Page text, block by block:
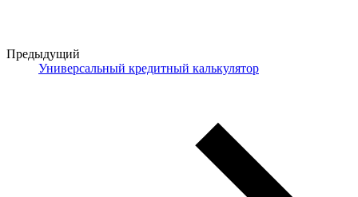
Предыдущий
Универсальный кредитный калькулятор